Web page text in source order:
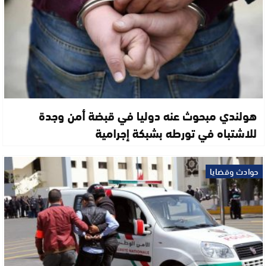
هولندي مبحوث عنه دوليا في قبضة أمن وجدة
للاشتباه في تورطه بشبكة إجرامية
حوادث وقضايا